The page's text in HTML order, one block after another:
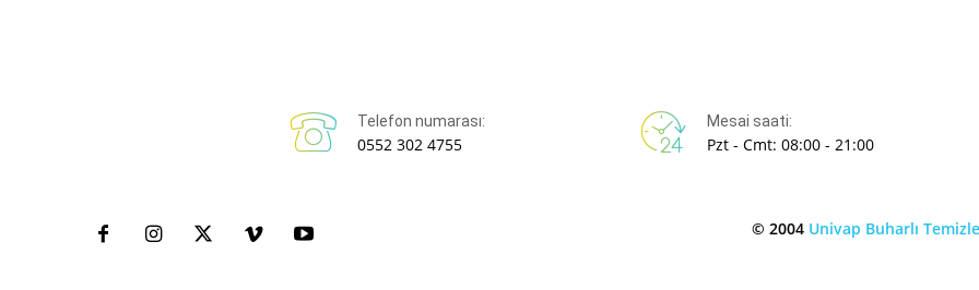
Telefon numarası:
0552 302 4755
Mesai saati:
Pzt - Cmt: 08:00 - 21:00
© 2004 Univap Buharlı